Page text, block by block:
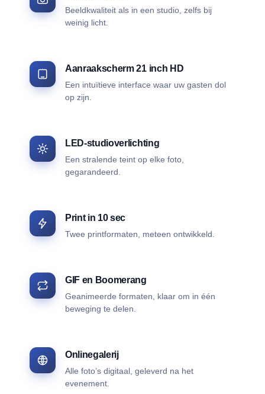
Beeldkwaliteit als in een studio, zelfs bij
weinig licht.
Aanraakscherm 21 inch HD
Een intuïtieve interface waar uw gasten dol
op zijn.
LED-studioverlichting
Een stralende teint op elke foto,
gegarandeerd.
Print in 10 sec
Twee printformaten, meteen ontwikkeld.
GIF en Boomerang
Geanimeerde formaten, klaar om in één
beweging te delen.
Onlinegalerij
Alle foto’s digitaal, geleverd na het
evenement.